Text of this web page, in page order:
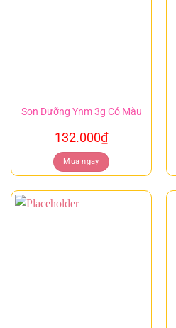
Son Dưỡng Ynm 3g Có Màu
132.000₫
Mua ngay